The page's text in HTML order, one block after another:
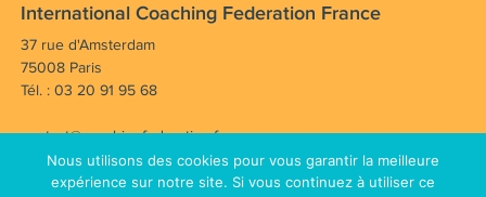
International Coaching Federation France
37 rue d'Amsterdam
75008 Paris
Tél. : 03 20 91 95 68
contact@coachingfederation.fr
Notre mission : Faire avancer et rayonner la
Nous utilisons des cookies pour vous garantir la meilleure
expérience sur notre site. Si vous continuez à utiliser ce